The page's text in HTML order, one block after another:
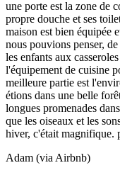
une porte est la zone de
propre douche et ses
maison est bien équipée
nous pouvions penser,
les enfants aux
l'équipement de cuisine
meilleure partie est
étions dans une belle
longues promenades
que les oiseaux et les
hiver, c'était magnifique.
Adam (via Airbnb)